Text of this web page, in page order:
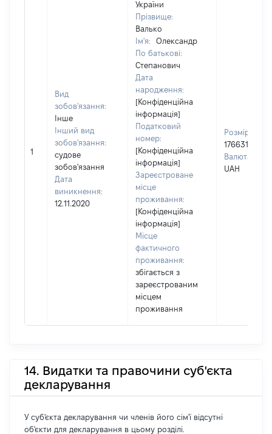
1
Вид
зобов'язання:
Інше
Інший вид
зобов'язання:
судове
зобов'язання
Дата
виникнення:
12.11.2020
України
Прізвище:
Валько
Ім'я:
Олександр
По батькові:
Степанович
Дата
народження:
[Конфіденційна
інформація]
Податковий
номер:
[Конфіденційна
інформація]
Зареєстроване
місце
проживання:
[Конфіденційна
інформація]
Місце
фактичного
проживання:
збігається з
зареєстрованим
місцем
проживання
Розмір:
1766319
Валюта:
UAH
14. Видатки та правочини суб'єкта
декларування
У суб'єкта декларування чи членів його сім'ї відсутні
об'єкти для декларування в цьому розділі.